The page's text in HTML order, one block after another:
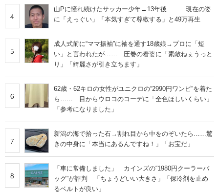
4
山Pに憧れ続けたサッカー少年→13年後…… 現在の姿
に「えっぐい」「本気すぎて尊敬する」と49万再生
5
成人式前に“ママ振袖”に袖を通す18歳娘→プロに「短
い」と言われたが…… 圧巻の着姿に「素敵ねぇうっと
り」「綺麗さが引き立ちます」
6
62歳・62キロの女性がユニクロの“2990円ワンピ”を着た
ら…… 目からウロコのコーデに「全色ほしいくらい」
「参考になりました」
7
新潟の海で拾った石→割れ目から中をのぞいたら……驚
きの中身に「本当にあるんですね！」「お宝だ」
8
「車に常備しました」 カインズの“1980円クーラーバ
ッグ”が評判 「ちょうどいい大きさ」「保冷剤を止め
るベルトが良い」